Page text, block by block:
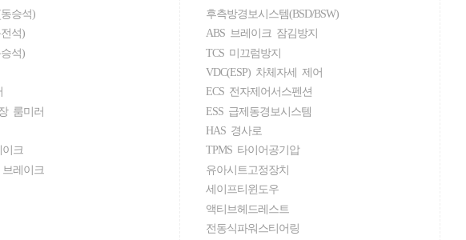
승석)
석)
석)
룸미러
크
레이크
후측방경보시스템(BSD/BSW)
ABS 브레이크 잠김방지
TCS 미끄럼방지
VDC(ESP) 차체자세 제어
ECS 전자제어서스펜션
ESS 급제동경보시스템
HAS 경사로
TPMS 타이어공기압
유아시트고정장치
세이프티윈도우
액티브헤드레스트
전동식파워스티어링